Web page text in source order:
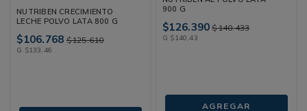
NUTRIBEN CRECIMIENTO
LECHE POLVO LATA 800 G
$106.768 $125.610
G $133,46
900 G
$126.390 $140.433
G $140,43
AGREGAR